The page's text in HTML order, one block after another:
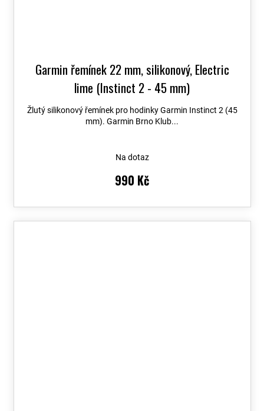
Garmin řemínek 22 mm, silikonový, Electric
lime (Instinct 2 - 45 mm)
Žlutý silikonový řemínek pro hodinky Garmin Instinct 2 (45
mm). Garmin Brno Klub...
Na dotaz
990 Kč